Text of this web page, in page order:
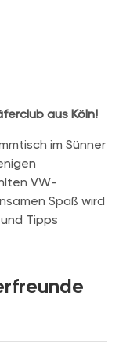
aus Köln!
im Sünner
VW-
Spaß wird
Tipps